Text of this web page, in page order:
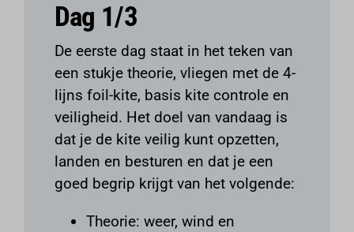
Dag 1/3
De eerste dag staat in het teken van
een stukje theorie, vliegen met de 4-
lijns foil-kite, basis kite controle en
veiligheid. Het doel van vandaag is
dat je de kite veilig kunt opzetten,
landen en besturen en dat je een
goed begrip krijgt van het volgende:
Theorie: weer, wind en